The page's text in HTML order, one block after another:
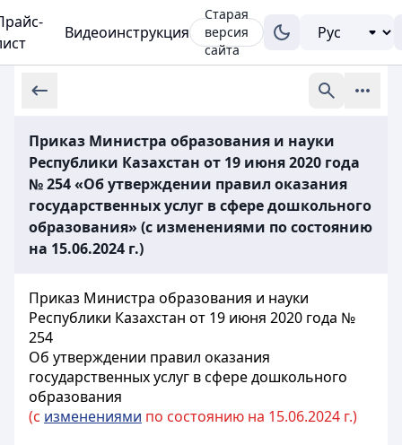
Видеоинструкция
Старая
версия
сайта
Приказ Министра образования и науки
Республики Казахстан от 19 июня 2020 года
№ 254 «Об утверждении правил оказания
государственных услуг в сфере дошкольного
образования» (с изменениями по состоянию
на 15.06.2024 г.)
Приказ Министра образования и науки
Республики Казахстан от 19 июня 2020 года №
254
Об утверждении правил оказания
государственных услуг в сфере дошкольного
образования
(с изменениями по состоянию на 15.06.2024 г.)